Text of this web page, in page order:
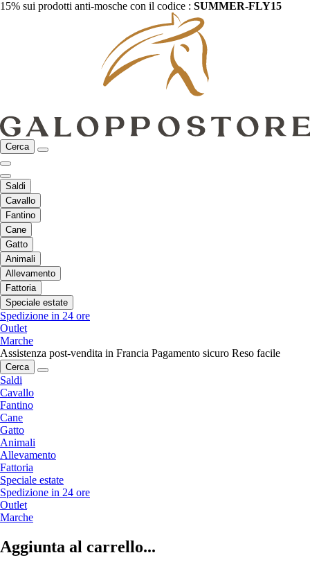
15% sui prodotti anti-mosche con il codice : SUMMER-FLY15
Cerca
Saldi
Cavallo
Fantino
Cane
Gatto
Animali
Allevamento
Fattoria
Speciale estate
Spedizione in 24 ore
Outlet
Marche
Assistenza post-vendita in Francia Pagamento sicuro Reso facile
Cerca
Saldi
Cavallo
Fantino
Cane
Gatto
Animali
Allevamento
Fattoria
Speciale estate
Spedizione in 24 ore
Outlet
Marche
Aggiunta al carrello...